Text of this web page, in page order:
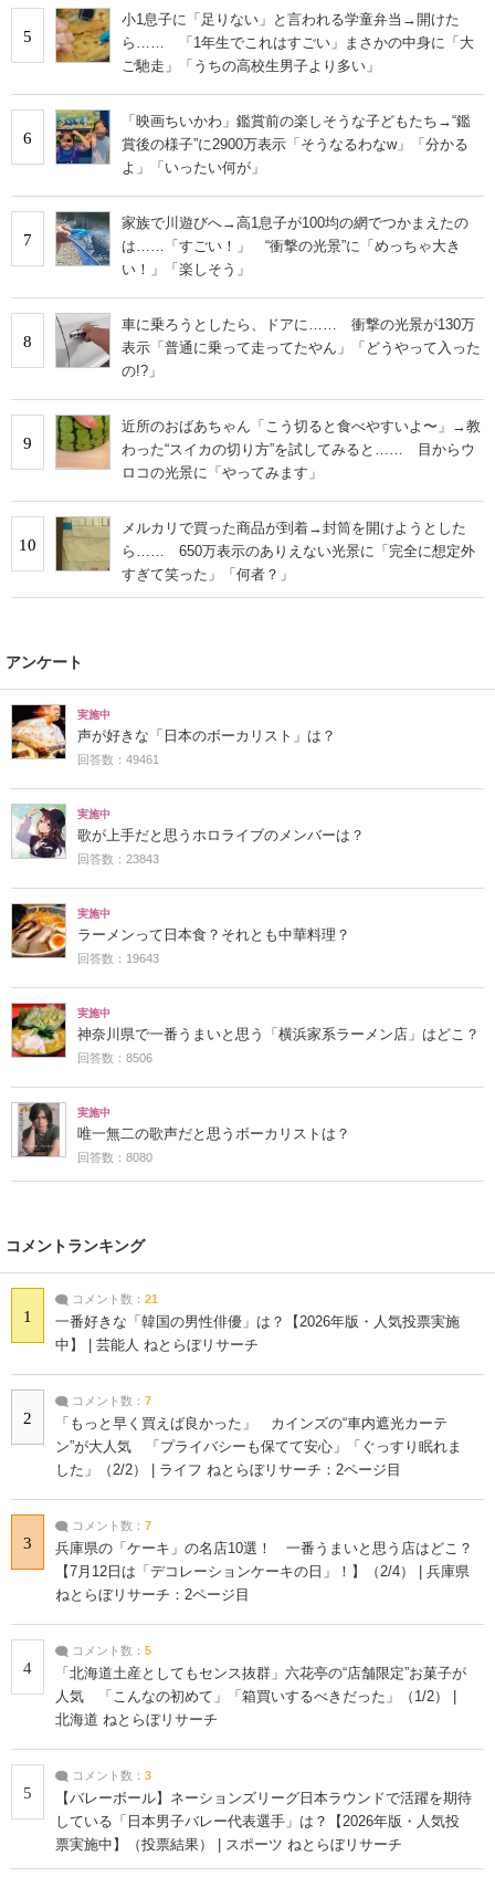
5
小1息子に「足りない」と言われる学童弁当→開けた
ら…… 「1年生でこれはすごい」まさかの中身に「大
ご馳走」「うちの高校生男子より多い」
6
「映画ちいかわ」鑑賞前の楽しそうな子どもたち→“鑑
賞後の様子”に2900万表示「そうなるわなw」「分かる
よ」「いったい何が」
7
家族で川遊びへ→高1息子が100均の網でつかまえたの
は……「すごい！」 “衝撃の光景”に「めっちゃ大き
い！」「楽しそう」
8
車に乗ろうとしたら、ドアに…… 衝撃の光景が130万
表示「普通に乗って走ってたやん」「どうやって入った
の!?」
9
近所のおばあちゃん「こう切ると食べやすいよ〜」→教
わった“スイカの切り方”を試してみると…… 目からウ
ロコの光景に「やってみます」
10
メルカリで買った商品が到着→封筒を開けようとした
ら…… 650万表示のありえない光景に「完全に想定外
すぎて笑った」「何者？」
アンケート
実施中
声が好きな「日本のボーカリスト」は？
回答数：49461
実施中
歌が上手だと思うホロライブのメンバーは？
回答数：23843
実施中
ラーメンって日本食？それとも中華料理？
回答数：19643
実施中
神奈川県で一番うまいと思う「横浜家系ラーメン店」はどこ？
回答数：8506
実施中
唯一無二の歌声だと思うボーカリストは？
回答数：8080
コメントランキング
1
コメント数： 21
一番好きな「韓国の男性俳優」は？【2026年版・人気投票実施
中】 | 芸能人 ねとらぼリサーチ
2
コメント数： 7
「もっと早く買えば良かった」 カインズの“車内遮光カーテ
ン”が大人気 「プライバシーも保てて安心」「ぐっすり眠れま
した」（2/2） | ライフ ねとらぼリサーチ：2ページ目
3
コメント数： 7
兵庫県の「ケーキ」の名店10選！ 一番うまいと思う店はどこ？
【7月12日は「デコレーションケーキの日」！】（2/4） | 兵庫県
ねとらぼリサーチ：2ページ目
4
コメント数： 5
「北海道土産としてもセンス抜群」六花亭の“店舗限定”お菓子が
人気 「こんなの初めて」「箱買いするべきだった」（1/2） |
北海道 ねとらぼリサーチ
5
コメント数： 3
【バレーボール】ネーションズリーグ日本ラウンドで活躍を期待
している「日本男子バレー代表選手」は？【2026年版・人気投
票実施中】（投票結果） | スポーツ ねとらぼリサーチ